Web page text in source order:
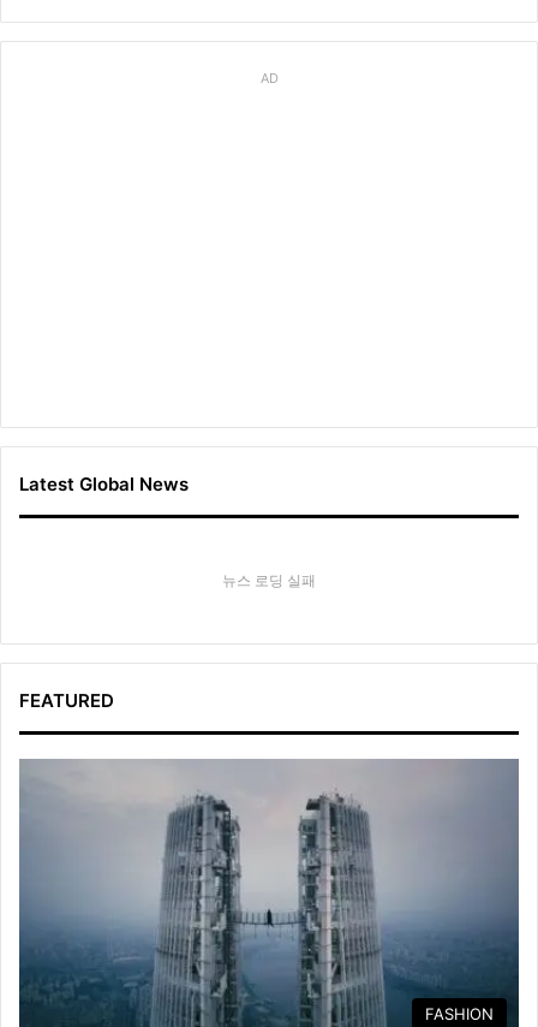
AD
Latest Global News
뉴스 로딩 실패
FEATURED
FASHION